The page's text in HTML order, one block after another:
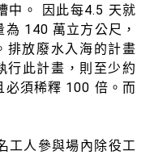
中。 因此每4.5 天就
140 萬立方公尺，
排放廢水入海的計畫
行此計畫，則至少約
必須稀釋 100 倍。而
工人參與場內除役工